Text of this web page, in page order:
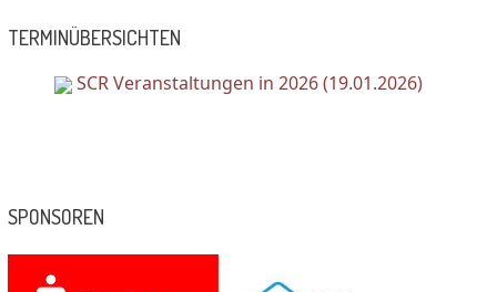
TERMINÜBERSICHTEN
SCR Veranstaltungen in 2026 (19.01.2026)
SPONSOREN